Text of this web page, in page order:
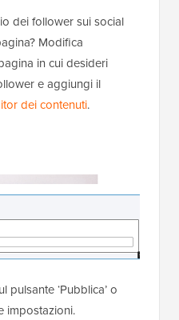
dei follower sui social
Modifica
in cui desideri
e aggiungi il
dei contenuti.
‘Pubblica’ o
impostazioni.